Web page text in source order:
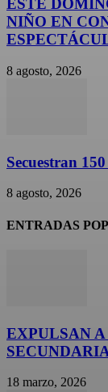
ESTE
NIÑO EN
8 agosto, 2026
Secuestran
8 agosto, 2026
ENTRADAS
EXPULSAN
18 marzo, 2026